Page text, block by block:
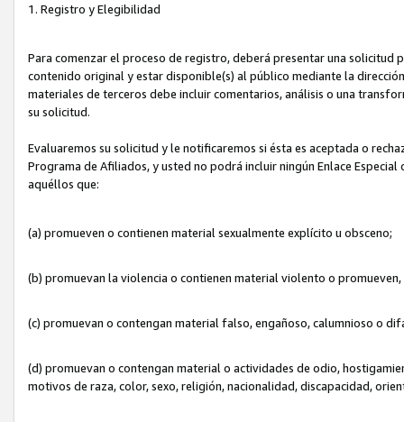
1. Registro y Elegibilidad
Para comenzar el proceso de registro, deberá presentar una solicitud
contenido original y estar disponible(s) al público mediante la
materiales de terceros debe incluir comentarios, análisis o una
su solicitud.
Evaluaremos su solicitud y le notificaremos si ésta es aceptada o
Programa de Afiliados, y usted no podrá incluir ningún Enlace
aquéllos que:
(a) promueven o contienen material sexualmente explícito u obsceno;
(b) promuevan la violencia o contienen material violento o
(c) promuevan o contengan material falso, engañoso, calumnioso o
(d) promuevan o contengan material o actividades de odio,
motivos de raza, color, sexo, religión, nacionalidad, discapacidad,